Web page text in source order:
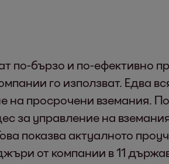
по-бързо и по-ефективно
го използват. Едва
на просрочени вземания.
за управление на
показва актуалното
от компании в 11